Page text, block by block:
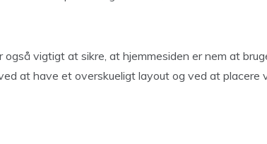
også vigtigt at sikre, at hjemmesiden er nem at
at have et overskueligt layout og ved at placere